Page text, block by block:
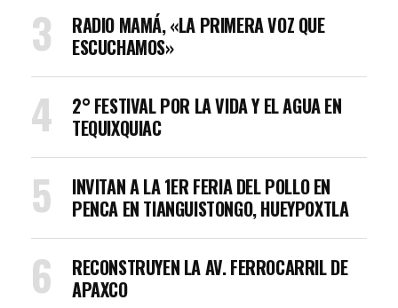
RADIO MAMÁ, «LA PRIMERA VOZ QUE
ESCUCHAMOS»
2° FESTIVAL POR LA VIDA Y EL AGUA EN
TEQUIXQUIAC
INVITAN A LA 1ER FERIA DEL POLLO EN
PENCA EN TIANGUISTONGO, HUEYPOXTLA
RECONSTRUYEN LA AV. FERROCARRIL DE
APAXCO